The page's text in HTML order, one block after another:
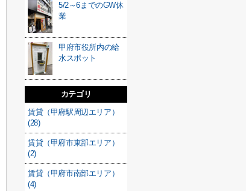
5/2～6までのGW休
業
甲府市役所内の給
水スポット
カテゴリ
賃貸（甲府駅周辺エリア）
(28)
賃貸（甲府市東部エリア）
(2)
賃貸（甲府市南部エリア）
(4)